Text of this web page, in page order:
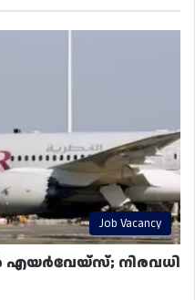
Job Vacancy
എയർവേയ്‌സ്; നിരവധി